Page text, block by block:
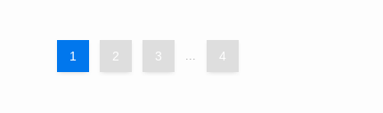
1 2 3 4